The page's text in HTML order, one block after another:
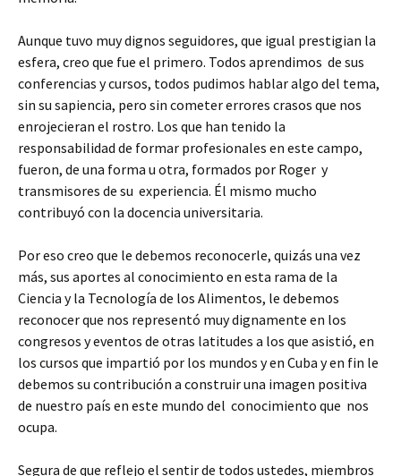
Aunque tuvo muy dignos seguidores, que igual prestigian la
esfera, creo que fue el primero. Todos aprendimos de sus
conferencias y cursos, todos pudimos hablar algo del tema,
sin su sapiencia, pero sin cometer errores crasos que nos
enrojecieran el rostro. Los que han tenido la
responsabilidad de formar profesionales en este campo,
fueron, de una forma u otra, formados por Roger y
transmisores de su experiencia. Él mismo mucho
contribuyó con la docencia universitaria.
Por eso creo que le debemos reconocerle, quizás una vez
más, sus aportes al conocimiento en esta rama de la
Ciencia y la Tecnología de los Alimentos, le debemos
reconocer que nos representó muy dignamente en los
congresos y eventos de otras latitudes a los que asistió, en
los cursos que impartió por los mundos y en Cuba y en fin le
debemos su contribución a construir una imagen positiva
de nuestro país en este mundo del conocimiento que nos
ocupa.
Segura de que reflejo el sentir de todos ustedes, miembros